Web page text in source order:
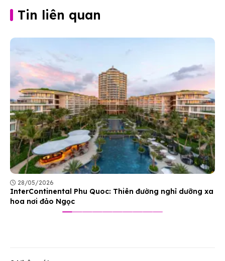
Tin liên quan
28/05/2026
InterContinental Phu Quoc: Thiên đường nghỉ dưỡng xa
hoa nơi đảo Ngọc